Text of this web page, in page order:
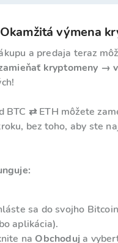
Okamžitá výmena
a predaja teraz
kryptomeny →
BTC ⇄ ETH môžete
bez toho, aby ste
sa do svojho
aplikácia).
na Obchoduja